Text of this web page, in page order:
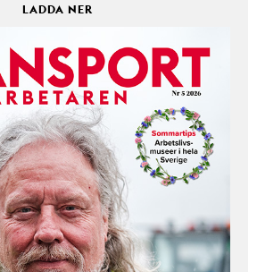
LADDA NER